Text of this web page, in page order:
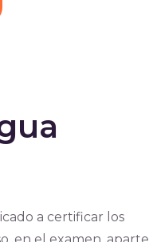
a certificar los